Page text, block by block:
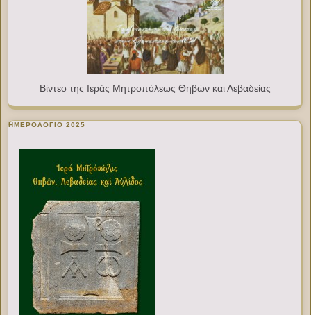
Βίντεο της Ιεράς Μητροπόλεως Θηβών και Λεβαδείας
ΗΜΕΡΟΛΟΓΙΟ 2025